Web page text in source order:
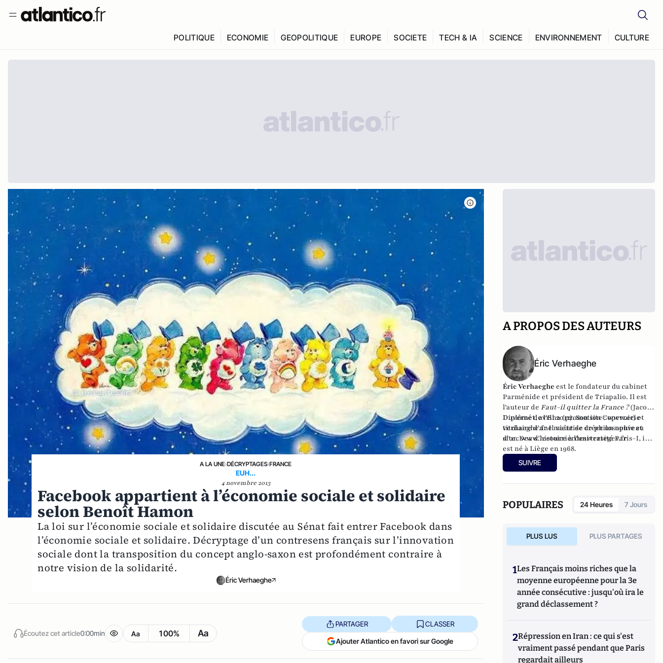
POLITIQUE ECONOMIE GEOPOLITIQUE EUROPE SOCIETE TECH & IA SCIENCE ENVIRONNEMENT CULTURE
A LA UNE›DÉCRYPTAGES›FRANCE
EUH...
4 novembre 2013
Facebook appartient à l’économie sociale et solidaire
selon Benoît Hamon
La loi sur l’économie sociale et solidaire discutée au Sénat fait entrer Facebook dans
l’économie sociale et solidaire. Décryptage d’un contresens français sur l’innovation
sociale dont la transposition du concept anglo-saxon est profondément contraire à
notre vision de la solidarité.
Éric Verhaeghe
Écoutez cet article0:00min Aa 100% Aa
PARTAGER CLASSER
Ajouter Atlantico en favori sur Google
A PROPOS DES AUTEURS
Éric Verhaeghe
Éric Verhaeghe est le fondateur du cabinet
Parménide et président deTriapalio. Il est
l'auteur de Faut-il quitter la France ?(Jacob-
Duvernet, avril 2012). Son site :www.eric-
verhaeghe.frIl vient de créer un nouveau
site :www.lecourrierdesstrateges.fr
Diplômé de l'Ena (promotion Copernic) et
titulaire d'une maîtrise de philosophie et
d'un Dea d'histoire à l'université Paris-I, il
est né à Liège en 1968.
SUIVRE
POPULAIRES 24 Heures 7 Jours
PLUS LUS PLUS PARTAGES
1Les Français moins riches que la
moyenne européenne pour la 3e
année consécutive : jusqu'où ira le
grand déclassement ?
2Répression en Iran : ce qui s'est
vraiment passé pendant que Paris
regardait ailleurs